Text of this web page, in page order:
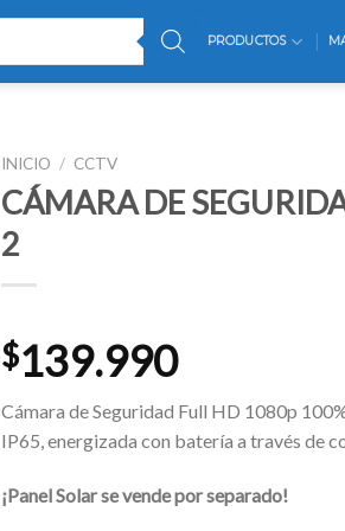
PRODUCTOS
INICIO / CCTV
CÁMARA DE
2
Valorado
con
5.00
de 5 en
1
valoración
de un
$139.990
Cámara de Seguridad Full HD 1080p
IP65, energizada con batería a través de
¡Panel Solar se vende por separado!